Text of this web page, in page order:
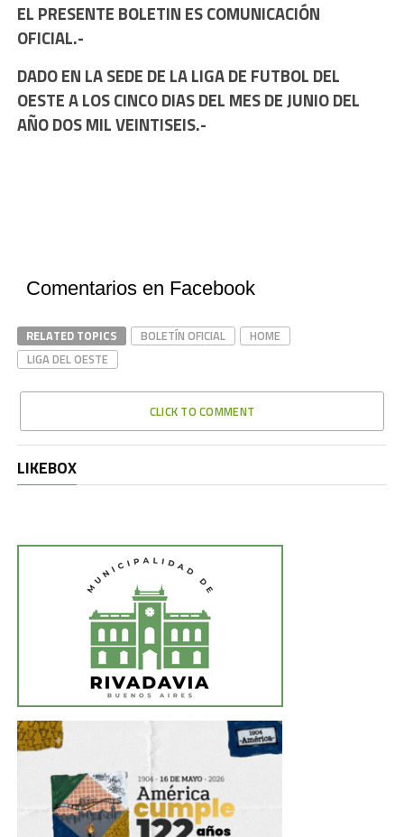
EL PRESENTE BOLETIN ES COMUNICACIÓN
OFICIAL.-
DADO EN LA SEDE DE LA LIGA DE FUTBOL DEL
OESTE A LOS CINCO DIAS DEL MES DE JUNIO DEL
AÑO DOS MIL VEINTISEIS.-
Comentarios en Facebook
RELATED TOPICS BOLETÍN OFICIAL
HOME
LIGA DEL OESTE
CLICK TO COMMENT
LIKEBOX